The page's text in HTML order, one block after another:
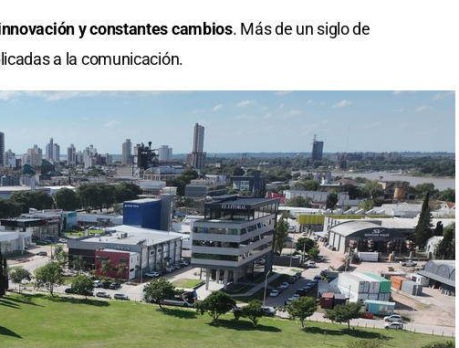
y constantes cambios. Más de un siglo de
a la comunicación.